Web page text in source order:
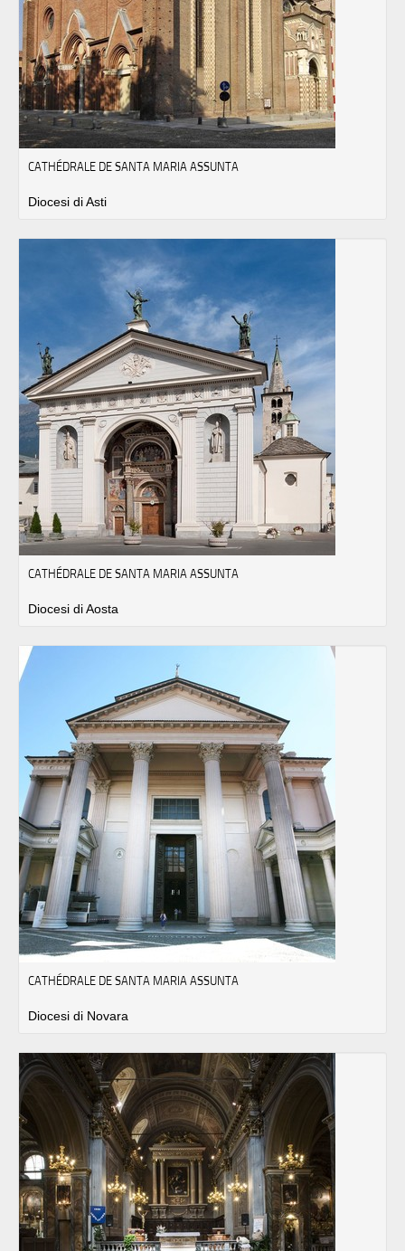
CATHÉDRALE DE SANTA MARIA ASSUNTA
Diocesi di Asti
CATHÉDRALE DE SANTA MARIA ASSUNTA
Diocesi di Aosta
CATHÉDRALE DE SANTA MARIA ASSUNTA
Diocesi di Novara